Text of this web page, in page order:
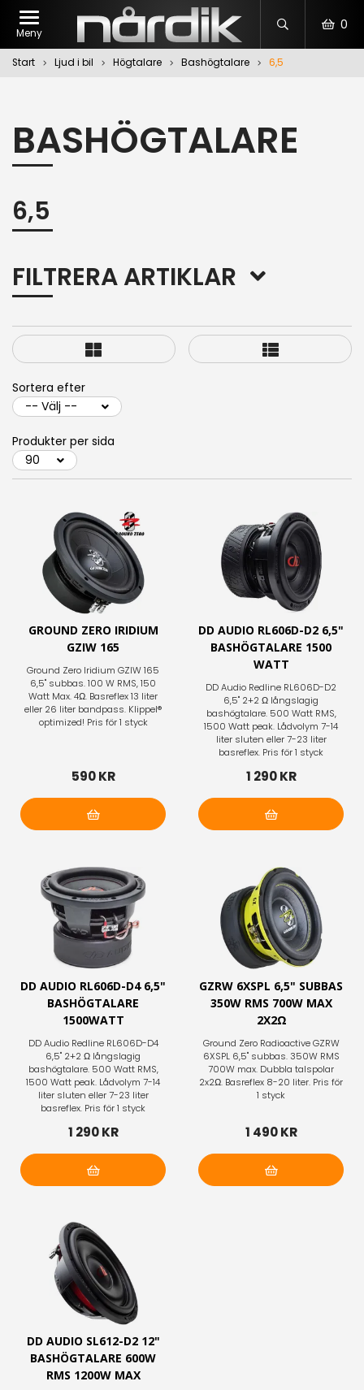
Start Ljud i bil Högtalare Bashögtalare 6,5
BASHÖGTALARE
6,5
FILTRERA ARTIKLAR
Sortera efter
Produkter per sida
GROUND ZERO IRIDIUM
GZIW 165
Ground Zero Iridium GZIW 165
6,5" subbas. 100 W RMS, 150
Watt Max. 4Ω. Basreflex 13 liter
eller 26 liter bandpass. Klippel®
optimized! Pris för 1 styck
590 KR
DD AUDIO RL606D-D2 6,5"
BASHÖGTALARE 1500
WATT
DD Audio Redline RL606D-D2
6,5" 2+2 Ω långslagig
bashögtalare. 500 Watt RMS,
1500 Watt peak. Lådvolym 7-14
liter sluten eller 7-23 liter
basreflex. Pris för 1 styck
1 290 KR
DD AUDIO RL606D-D4 6,5"
BASHÖGTALARE
1500WATT
DD Audio Redline RL606D-D4
6,5" 2+2 Ω långslagig
bashögtalare. 500 Watt RMS,
1500 Watt peak. Lådvolym 7-14
liter sluten eller 7-23 liter
basreflex. Pris för 1 styck
1 290 KR
GZRW 6XSPL 6,5" SUBBAS
350W RMS 700W MAX
2X2Ω
Ground Zero Radioactive GZRW
6XSPL 6,5" subbas. 350W RMS
700W max. Dubbla talspolar
2x2Ω. Basreflex 8-20 liter. Pris för
1 styck
1 490 KR
DD AUDIO SL612-D2 12"
BASHÖGTALARE 600W
RMS 1200W MAX
Meny
0